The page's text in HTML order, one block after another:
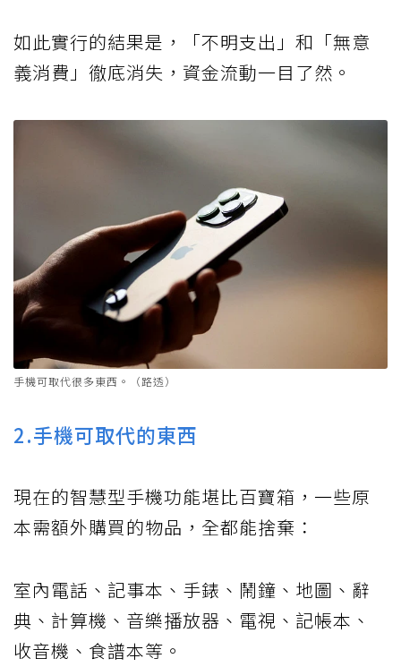
如此實行的結果是，「不明支出」和「無意
義消費」徹底消失，資金流動一目了然。
手機可取代很多東西。（路透）
2.手機可取代的東西
現在的智慧型手機功能堪比百寶箱，一些原
本需額外購買的物品，全都能捨棄：
室內電話、記事本、手錶、鬧鐘、地圖、辭
典、計算機、音樂播放器、電視、記帳本、
收音機、食譜本等。